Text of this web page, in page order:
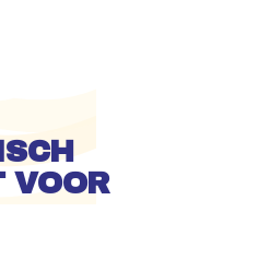
VOOR